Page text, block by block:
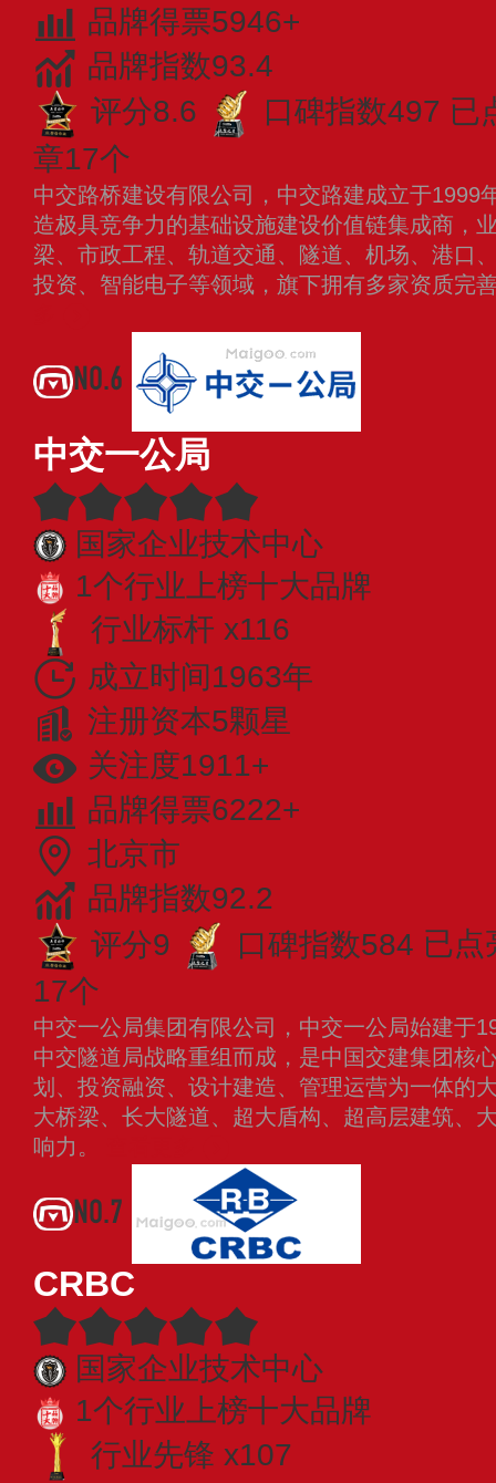
品牌得票5946+
品牌指数93.4
评分8.6
口碑指数497 已
章17个
中交路桥建设有限公司，中交路建成立于1999
造极具竞争力的基础设施建设价值链集成商，
梁、市政工程、轨道交通、隧道、机场、港口
投资、智能电子等领域，旗下拥有多家资质完
NO.6
中交一公局
国家企业技术中心
1个行业上榜十大品牌
行业标杆 x116
成立时间1963年
注册资本5颗星
关注度1911+
品牌得票6222+
北京市
品牌指数92.2
评分9
口碑指数584 已点
17个
中交一公局集团有限公司，中交一公局始建于
中交隧道局战略重组而成，是中国交建集团核
划、投资融资、设计建造、管理运营为一体的
大桥梁、长大隧道、超大盾构、超高层建筑、
响力。
NO.7
CRBC
国家企业技术中心
1个行业上榜十大品牌
行业先锋 x107